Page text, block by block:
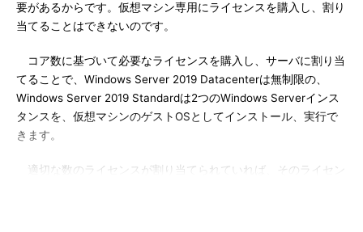
要があるからです。仮想マシン専用にライセンスを購入し、割り
当てることはできないのです。
コア数に基づいて必要なライセンスを購入し、サーバに割り当
てることで、Windows Server 2019 Datacenterは無制限の、
Windows Server 2019 Standardは2つのWindows Serverインス
タンスを、仮想マシンのゲストOSとしてインストール、実行で
きます。
適切な数のライセンスが割り当てられていれば、そのライセン